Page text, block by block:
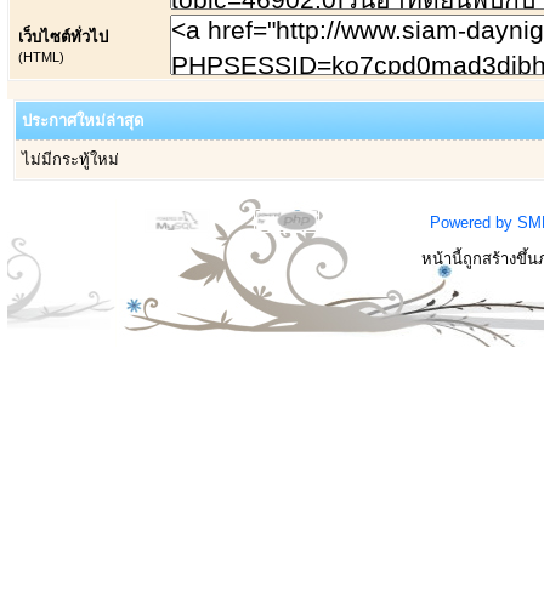
เว็บไซต์ทั่วไป
(HTML)
ประกาศใหม่ล่าสุด
ไม่มีกระทู้ใหม่
Powered by
หน้านี้ถูกสร้างขึ้น